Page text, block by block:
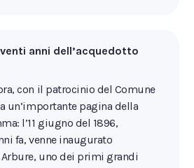
anni dell’acquedotto
con il patrocinio del Comune
un’importante pagina della
l’11 giugno del 1896,
fa, venne inaugurato
uno dei primi grandi